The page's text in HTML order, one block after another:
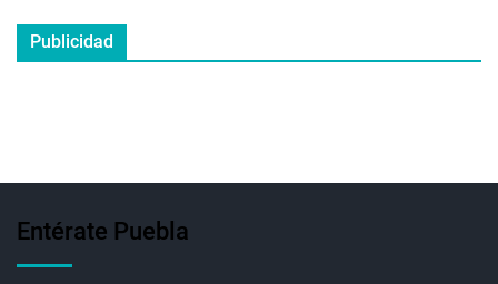
Publicidad
Entérate Puebla